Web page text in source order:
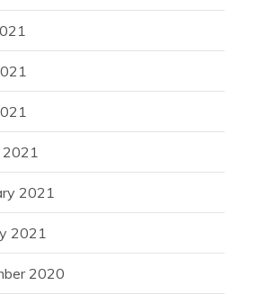
2021
2021
2021
2020